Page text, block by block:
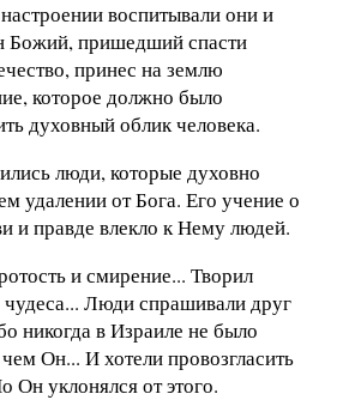
воспитывали они и
Божий, пришедший спасти
принес на землю
которое должно было
духовный облик человека.
люди, которые духовно
удалении от Бога. Его учение о
и правде влекло к Нему людей.
и смирение... Творил
Люди спрашивали друг
никогда в Израиле не было
Он... И хотели провозгласить
Он уклонялся от этого.